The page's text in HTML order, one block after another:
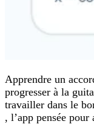
Apprendre un
progresser à la
travailler dans le
, l’app pensée pour